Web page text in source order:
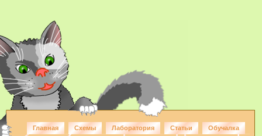
Главная Схемы Лаборатория Статьи Обучалка